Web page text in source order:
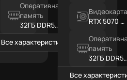
Оперативная
память
32ГБ DDR5
RGB
Все характеристики
RTX 5070 Ti
память
32ГБ DDR5
RGB
Все